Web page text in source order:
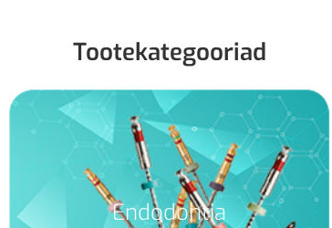
Tootekategooriad
Endodontia